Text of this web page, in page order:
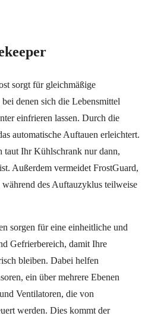
sorgt für gleichmäßige
denen sich die Lebensmittel
einfrieren lassen. Durch die
automatische Auftauen erleichtert.
taut Ihr Kühlschrank nur dann,
Außerdem vermeidet FrostGuard,
des Auftauzyklus teilweise
sorgen für eine einheitliche und
Gefrierbereich, damit Ihre
bleiben. Dabei helfen
ein über mehrere Ebenen
Ventilatoren, die von
werden. Dies kommt der